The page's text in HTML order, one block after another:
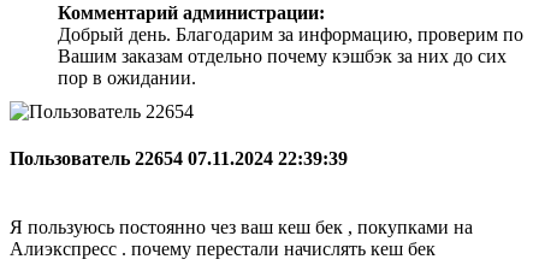
Комментарий администрации:
Добрый день. Благодарим за информацию, проверим по
Вашим заказам отдельно почему кэшбэк за них до сих
пор в ожидании.
Пользователь 22654 07.11.2024 22:39:39
Я пользуюсь постоянно чез ваш кеш бек , покупками на
Алиэкспресс . почему перестали начислять кеш бек